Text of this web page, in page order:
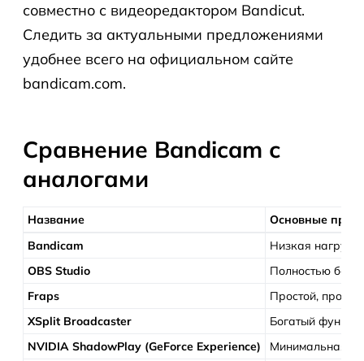
совместно с видеоредактором Bandicut.
Следить за актуальными предложениями
удобнее всего на официальном сайте
bandicam.com.
Сравнение Bandicam с
аналогами
Название
Основные
Bandicam
Низкая
OBS Studio
Полностью
Fraps
Простой,
XSplit Broadcaster
Богатый
NVIDIA ShadowPlay (GeForce Experience)
Минимальная